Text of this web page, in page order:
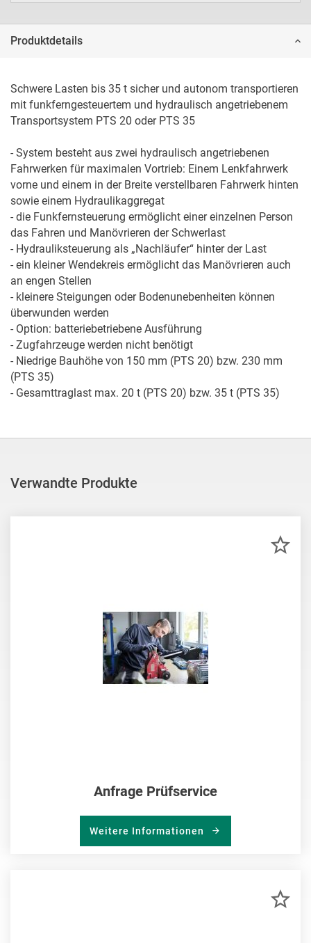
Produktdetails
Schwere Lasten bis 35 t sicher und autonom transportieren
mit funkferngesteuertem und hydraulisch angetriebenem
Transportsystem PTS 20 oder PTS 35
- System besteht aus zwei hydraulisch angetriebenen
Fahrwerken für maximalen Vortrieb: Einem Lenkfahrwerk
vorne und einem in der Breite verstellbaren Fahrwerk hinten
sowie einem Hydraulikaggregat
- die Funkfernsteuerung ermöglicht einer einzelnen Person
das Fahren und Manövrieren der Schwerlast
- Hydrauliksteuerung als „Nachläufer“ hinter der Last
- ein kleiner Wendekreis ermöglicht das Manövrieren auch
an engen Stellen
- kleinere Steigungen oder Bodenunebenheiten können
überwunden werden
- Option: batteriebetriebene Ausführung
- Zugfahrzeuge werden nicht benötigt
- Niedrige Bauhöhe von 150 mm (PTS 20) bzw. 230 mm
(PTS 35)
- Gesamttraglast max. 20 t (PTS 20) bzw. 35 t (PTS 35)
Verwandte Produkte
Anfrage Prüfservice
Weitere Informationen